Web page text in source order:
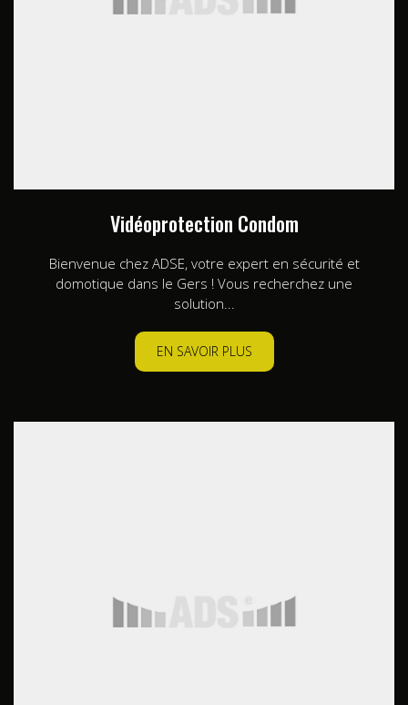
Vidéoprotection Condom
Bienvenue chez ADSE, votre expert en sécurité et
domotique dans le Gers ! Vous recherchez une
solution...
EN SAVOIR PLUS